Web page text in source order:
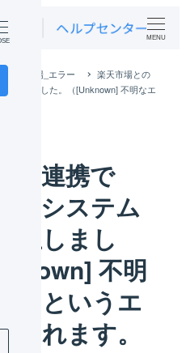
MENU
楽天市場_エラー
楽天市場との
発生しました。（[Unknown] 不明なエ
の連携で
でシステム
生しまし
不明
」というエ
されます。